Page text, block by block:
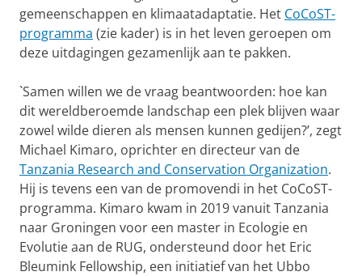
gemeenschappen en klimaatadaptatie. Het CoCoST-
programma (zie kader) is in het leven geroepen om
deze uitdagingen gezamenlijk aan te pakken.
`Samen willen we de vraag beantwoorden: hoe kan
dit wereldberoemde landschap een plek blijven waar
zowel wilde dieren als mensen kunnen gedijen?’, zegt
Michael Kimaro, oprichter en directeur van de
Tanzania Research and Conservation Organization.
Hij is tevens een van de promovendi in het CoCoST-
programma. Kimaro kwam in 2019 vanuit Tanzania
naar Groningen voor een master in Ecologie en
Evolutie aan de RUG, ondersteund door het Eric
Bleumink Fellowship, een initiatief van het Ubbo